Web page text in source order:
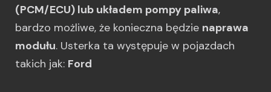
(PCM/ECU) lub układem pompy paliwa,
bardzo możliwe, że konieczna będzie naprawa
modułu. Usterka ta występuje w pojazdach
takich jak: Ford